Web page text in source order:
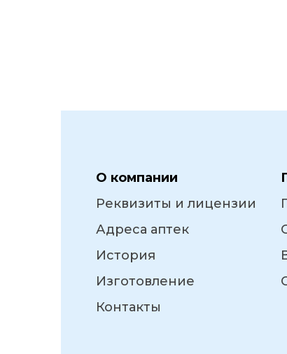
О компании
Реквизиты и лицензии
Адреса аптек
История
Изготовление
Контакты